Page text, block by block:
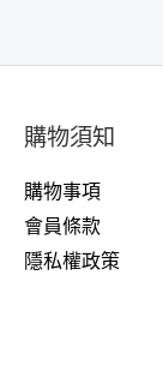
購物須知
購物事項
會員條款
隱私權政策